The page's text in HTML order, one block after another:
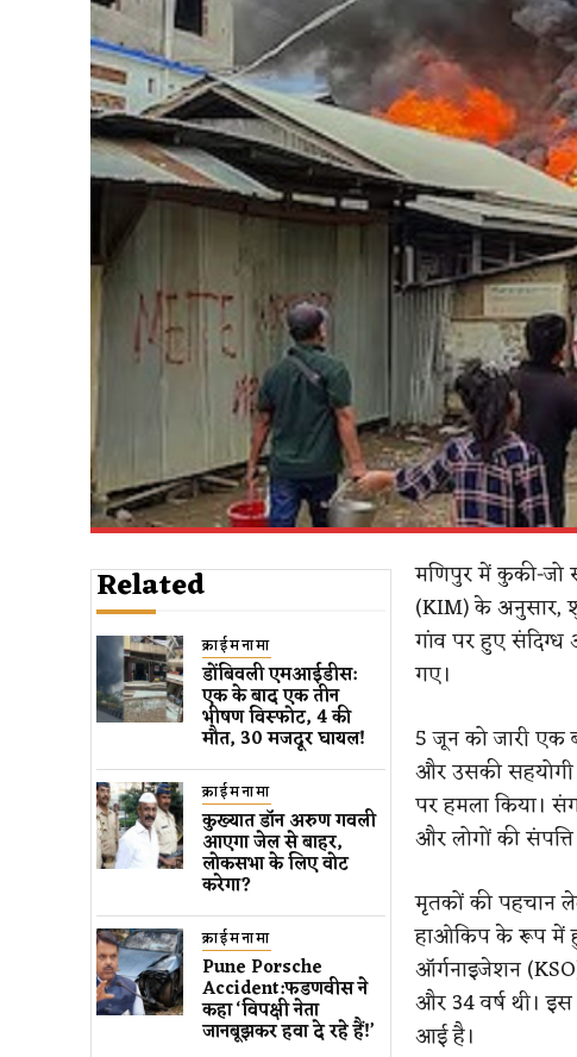
Related
क्राईमनामा
डोंबिवली एमआईडीस:
एक के बाद एक तीन
भीषण विस्फोट, 4 की
मौत, 30 मजदूर घायल!
क्राईमनामा
कुख्यात डॉन अरुण गवली ​
आएगा जेल से बाहर​,
लोकसभा के लिए वोट
करेगा?
क्राईमनामा
Pune Porsche
Accident:फडणवीस ने
कहा ‘विपक्षी नेता
जानबूझकर हवा दे रहे हैं!’
मणिपुर में कुकी-जो
(KIM) के अनुसार,
गांव पर हुए
गए।
5 जून को जारी
और उसकी
पर हमला किया।
और लोगों की
मृतकों की पहचान
हाओकिप के रूप में
ऑर्गनाइजेशन
और 34 वर्ष थी।
आई है।